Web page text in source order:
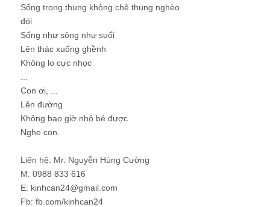
Sống trong thung không chê thung nghèo
đói
Sống như sông như suối
Lên thác xuống ghềnh
Không lo cực nhọc
Con ơi, ...
Lên đường
Không bao giờ nhỏ bé được
Nghe con.
Liên hệ: Mr. Nguyễn Hùng Cường
M: 0988 833 616
E: kinhcan24@gmail.com
Fb: fb.com/kinhcan24